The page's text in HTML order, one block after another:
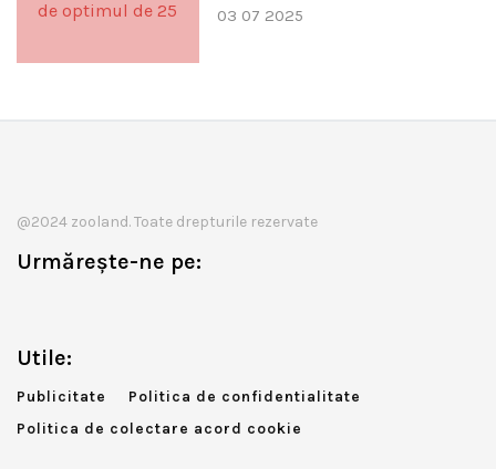
03 07 2025
@2024 zooland. Toate drepturile rezervate
Urmărește-ne pe:
Utile:
Publicitate
Politica de confidentialitate
Politica de colectare acord cookie